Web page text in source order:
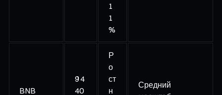
1
1
%
BNB
9 4
40
Р
о
ст
н
Средний